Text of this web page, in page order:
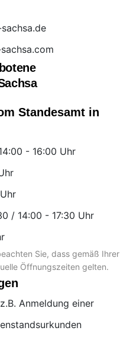
Standesamt in
Uhr
Uhr
Uhr
Sie, dass gemäß Ihrer
Öffnungszeiten gelten.
Anmeldung einer